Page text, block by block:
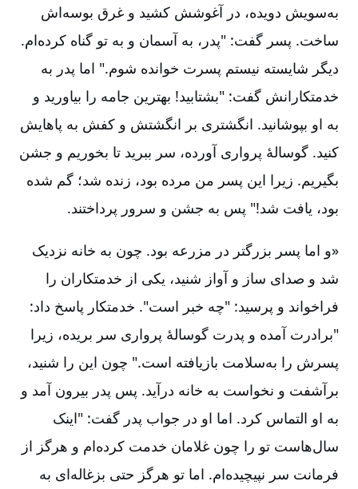
به‌سویش دویده، در آغوشش کشید و غرق بوسه‌اش
ساخت. پسر گفت: "پدر، به آسمان و به تو گناه کرده‌ام.
دیگر شایسته نیستم پسرت خوانده شوم." اما پدر به
خدمتکارانش گفت: "بشتابید! بهترین جامه را بیاورید و
به او بپوشانید. انگشتری بر انگشتش و کفش به پاهایش
کنید. گوسالۀ پرواری آورده، سر ببرید تا بخوریم و جشن
بگیریم. زیرا این پسر من مرده بود، زنده شد؛ گم شده
بود، یافت شد!" پس به جشن و سرور پرداختند.
«و اما پسر بزرگتر در مزرعه بود. چون به خانه نزدیک
شد و صدای ساز و آواز شنید، یکی از خدمتکاران را
فرا‌خواند و پرسید: "چه خبر است". خدمتکار پاسخ داد:
"برادرت آمده و پدرت گوسالۀ پرواری سر بریده، زیرا
پسرش را به‌سلامت باز‌یافته است." چون این را شنید،
برآشفت و نخواست به خانه درآید. پس پدر بیرون آمد و
به او التماس کرد. اما او در جواب پدر گفت: "اینک
سال‌هاست تو را چون غلامان خدمت کرده‌ام و هرگز از
فرمانت سر نپیچیده‌ام. اما تو هرگز حتی بزغاله‌ای به